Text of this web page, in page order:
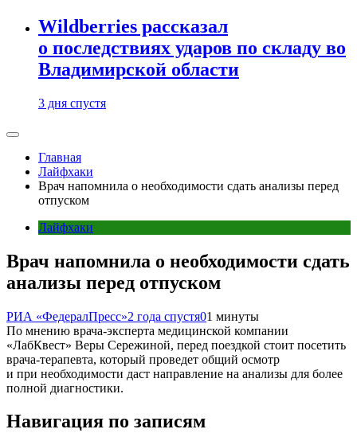
Wildberries рассказал
о последствиях ударов по складу во
Владимирской области
3 дня спустя
Главная
Лайфхаки
Врач напомнила о необходимости сдать анализы перед
отпуском
Лайфхаки
Врач напомнила о необходимости сдать
анализы перед отпуском
РИА «ФедералПресс»2 года спустя01 минуты
По мнению врача-эксперта медицинской компании
«ЛабКвест» Веры Сережиной, перед поездкой стоит посетить
врача-терапевта, который проведет общий осмотр
и при необходимости даст направление на анализы для более
полной диагностики.
Навигация по записям